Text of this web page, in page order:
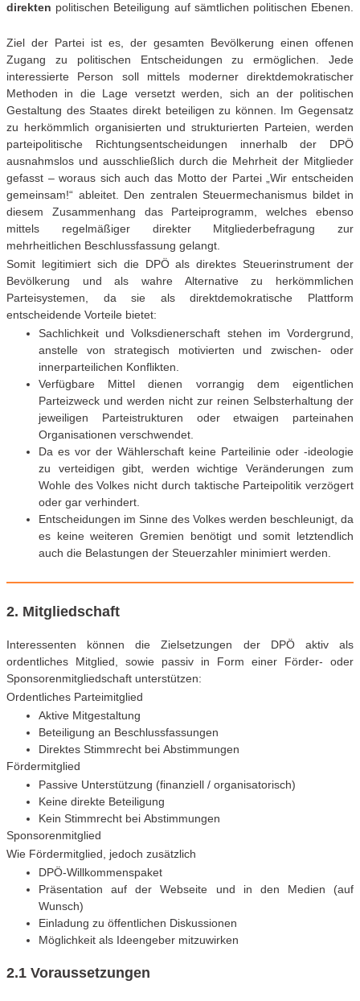
direkten politischen Beteiligung auf sämtlichen politischen Ebenen.
Ziel der Partei ist es, der gesamten Bevölkerung einen offenen
Zugang zu politischen Entscheidungen zu ermöglichen. Jede
interessierte Person soll mittels moderner direktdemokratischer
Methoden in die Lage versetzt werden, sich an der politischen
Gestaltung des Staates direkt beteiligen zu können. Im Gegensatz
zu herkömmlich organisierten und strukturierten Parteien, werden
parteipolitische Richtungsentscheidungen innerhalb der DPÖ
ausnahmslos und ausschließlich durch die Mehrheit der Mitglieder
gefasst – woraus sich auch das Motto der Partei „Wir entscheiden
gemeinsam!“ ableitet. Den zentralen Steuermechanismus bildet in
diesem Zusammenhang das Parteiprogramm, welches ebenso
mittels regelmäßiger direkter Mitgliederbefragung zur
mehrheitlichen Beschlussfassung gelangt.
Somit legitimiert sich die DPÖ als direktes Steuerinstrument der
Bevölkerung und als wahre Alternative zu herkömmlichen
Parteisystemen, da sie als direktdemokratische Plattform
entscheidende Vorteile bietet:
Sachlichkeit und Volksdienerschaft stehen im Vordergrund,
anstelle von strategisch motivierten und zwischen- oder
innerparteilichen Konflikten.
Verfügbare Mittel dienen vorrangig dem eigentlichen
Parteizweck und werden nicht zur reinen Selbsterhaltung der
jeweiligen Parteistrukturen oder etwaigen parteinahen
Organisationen verschwendet.
Da es vor der Wählerschaft keine Parteilinie oder -ideologie
zu verteidigen gibt, werden wichtige Veränderungen zum
Wohle des Volkes nicht durch taktische Parteipolitik verzögert
oder gar verhindert.
Entscheidungen im Sinne des Volkes werden beschleunigt, da
es keine weiteren Gremien benötigt und somit letztendlich
auch die Belastungen der Steuerzahler minimiert werden.
2. Mitgliedschaft
Interessenten können die Zielsetzungen der DPÖ aktiv als
ordentliches Mitglied, sowie passiv in Form einer Förder- oder
Sponsorenmitgliedschaft unterstützen:
Ordentliches Parteimitglied
Aktive Mitgestaltung
Beteiligung an Beschlussfassungen
Direktes Stimmrecht bei Abstimmungen
Fördermitglied
Passive Unterstützung (finanziell / organisatorisch)
Keine direkte Beteiligung
Kein Stimmrecht bei Abstimmungen
Sponsorenmitglied
Wie Fördermitglied, jedoch zusätzlich
DPÖ-Willkommenspaket
Präsentation auf der Webseite und in den Medien (auf
Wunsch)
Einladung zu öffentlichen Diskussionen
Möglichkeit als Ideengeber mitzuwirken
2.1 Voraussetzungen